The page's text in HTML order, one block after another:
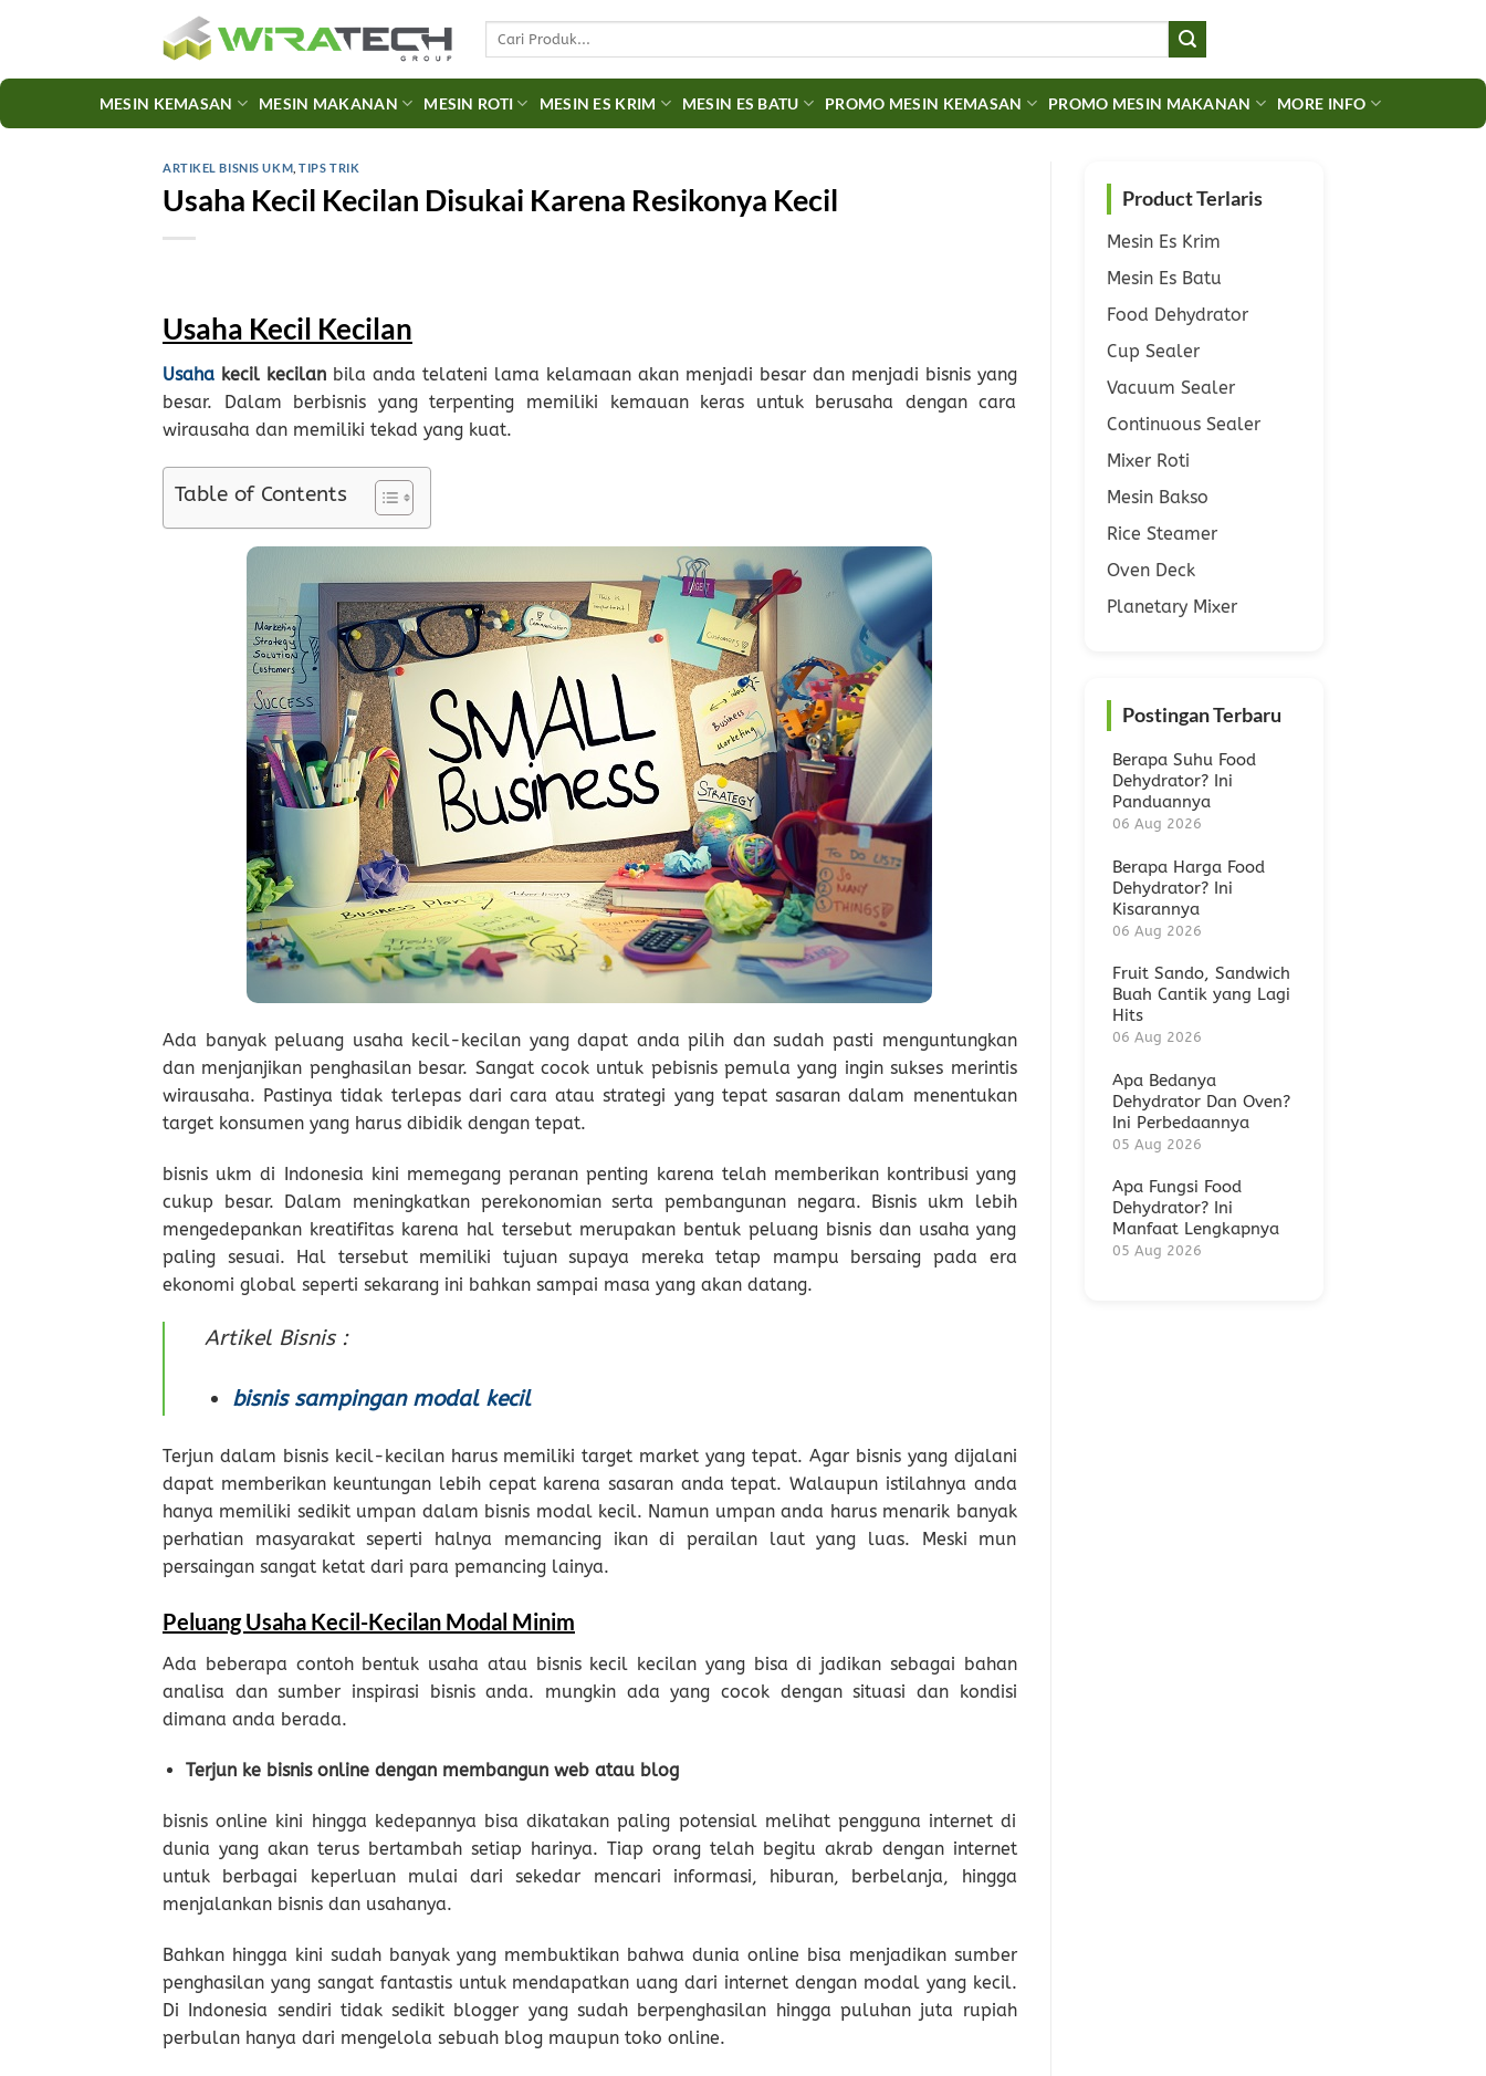
Search
MESIN KEMASAN MESIN MAKANAN MESIN ROTI MESIN ES KRIM MESIN ES BATU PROMO MESIN KEMASAN PROMO MESIN MAKANAN MORE INFO
ARTIKEL BISNIS UKM ,TIPS TRIK
Usaha Kecil Kecilan Disukai Karena Resikonya Kecil
Usaha Kecil Kecilan
Usaha kecil kecilanbila anda telateni lama kelamaan akan menjadi besar dan menjadi bisnis yang
besar. Dalam berbisnis yang terpenting memiliki kemauan keras untuk berusaha dengan cara
wirausaha dan memiliki tekad yang kuat.
Table of Contents
Ada banyak peluang usaha kecil-kecilan yang dapat anda pilih dan sudah pasti menguntungkan
dan menjanjikan penghasilan besar. Sangat cocok untuk pebisnis pemula yang ingin sukses merintis
wirausaha. Pastinya tidak terlepas dari cara atau strategi yang tepat sasaran dalam menentukan
target konsumen yang harus dibidik dengan tepat.
bisnis ukm di Indonesia kini memegang peranan penting karena telah memberikan kontribusi yang
cukup besar. Dalam meningkatkan perekonomian serta pembangunan negara. Bisnis ukm lebih
mengedepankan kreatifitas karena hal tersebut merupakan bentuk peluang bisnis dan usaha yang
paling sesuai. Hal tersebut memiliki tujuan supaya mereka tetap mampu bersaing pada era
ekonomi global seperti sekarang ini bahkan sampai masa yang akan datang.
Artikel Bisnis :
bisnis sampingan modal kecil
Terjun dalam bisnis kecil-kecilan harus memiliki target market yang tepat. Agar bisnis yang dijalani
dapat memberikan keuntungan lebih cepat karena sasaran anda tepat. Walaupun istilahnya anda
hanya memiliki sedikit umpan dalam bisnis modal kecil. Namun umpan anda harus menarik banyak
perhatian masyarakat seperti halnya memancing ikan di perailan laut yang luas. Meski mun
persaingan sangat ketat dari para pemancing lainya.
Peluang Usaha Kecil-Kecilan Modal Minim
Ada beberapa contoh bentuk usaha atau bisnis kecil kecilan yang bisa di jadikan sebagai bahan
analisa dan sumber inspirasi bisnis anda. mungkin ada yang cocok dengan situasi dan kondisi
dimana anda berada.
Terjun ke bisnis online dengan membangun web atau blog
bisnis online kini hingga kedepannya bisa dikatakan paling potensial melihat pengguna internet di
dunia yang akan terus bertambah setiap harinya. Tiap orang telah begitu akrab dengan internet
untuk berbagai keperluan mulai dari sekedar mencari informasi, hiburan, berbelanja, hingga
menjalankan bisnis dan usahanya.
Bahkan hingga kini sudah banyak yang membuktikan bahwa dunia online bisa menjadikan sumber
penghasilan yang sangat fantastis untuk mendapatkan uang dari internet dengan modal yang kecil.
Di Indonesia sendiri tidak sedikit blogger yang sudah berpenghasilan hingga puluhan juta rupiah
perbulan hanya dari mengelola sebuah blog maupun toko online.
Product Terlaris
Mesin Es Krim
Mesin Es Batu
Food Dehydrator
Cup Sealer
Vacuum Sealer
Continuous Sealer
Mixer Roti
Mesin Bakso
Rice Steamer
Oven Deck
Planetary Mixer
Postingan Terbaru
Berapa Suhu Food
Dehydrator? Ini
Panduannya
06 Aug 2026
Berapa Harga Food
Dehydrator? Ini
Kisarannya
06 Aug 2026
Fruit Sando, Sandwich
Buah Cantik yang Lagi
Hits
06 Aug 2026
Apa Bedanya
Dehydrator Dan Oven?
Ini Perbedaannya
05 Aug 2026
Apa Fungsi Food
Dehydrator? Ini
Manfaat Lengkapnya
05 Aug 2026